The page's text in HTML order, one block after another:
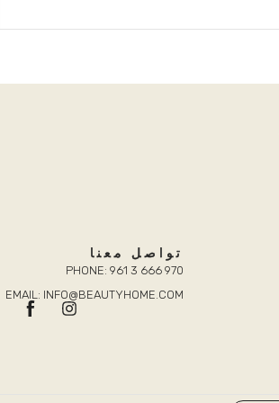
تواصل معنا
PHONE: 961 3 666 970
EMAIL: INFO@BEAUTYHOME.COM